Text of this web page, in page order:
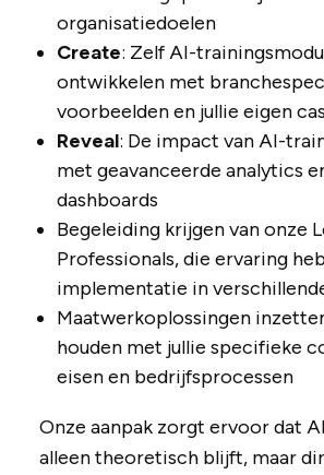
organisatiedoelen
Create: Zelf AI-
ontwikkelen met
voorbeelden en jullie eigen
Reveal: De impact van AI-
met geavanceerde analytics
dashboards
Begeleiding krijgen van onze
Professionals, die ervaring
implementatie in
Maatwerkoplossingen
houden met jullie specifieke
eisen en bedrijfsprocessen
Onze aanpak zorgt ervoor dat
alleen theoretisch blijft, maar